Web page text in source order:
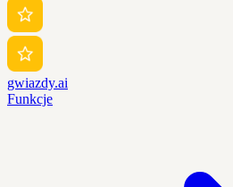
gwiazdy.ai
Funkcje